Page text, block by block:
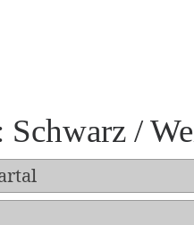
Schwarz /